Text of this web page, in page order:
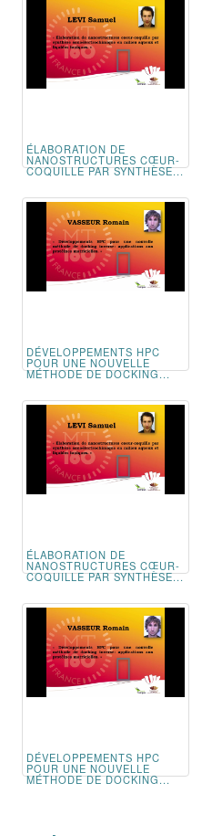
ÉLABORATION DE
NANOSTRUCTURES CŒUR-
COQUILLE PAR SYNTHÈSE...
DÉVELOPPEMENTS HPC
POUR UNE NOUVELLE
MÉTHODE DE DOCKING...
ÉLABORATION DE
NANOSTRUCTURES CŒUR-
COQUILLE PAR SYNTHÈSE...
DÉVELOPPEMENTS HPC
POUR UNE NOUVELLE
MÉTHODE DE DOCKING...